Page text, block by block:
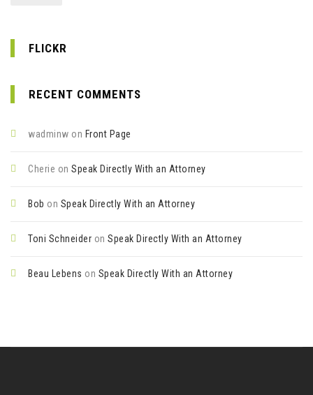
FLICKR
RECENT COMMENTS
wadminw on Front Page
Cherie on Speak Directly With an Attorney
Bob on Speak Directly With an Attorney
Toni Schneider on Speak Directly With an Attorney
Beau Lebens on Speak Directly With an Attorney